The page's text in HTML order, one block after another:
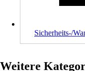
Sicherheits-/
Weitere